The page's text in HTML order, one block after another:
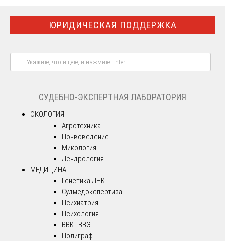
ЮРИДИЧЕСКАЯ ПОДДЕРЖКА
СУДЕБНО-ЭКСПЕРТНАЯ ЛАБОРАТОРИЯ
ЭКОЛОГИЯ
Агротехника
Почвоведение
Микология
Дендрология
МЕДИЦИНА
Генетика ДНК
Судмедэкспертиза
Психиатрия
Психология
ВВК | ВВЭ
Полиграф